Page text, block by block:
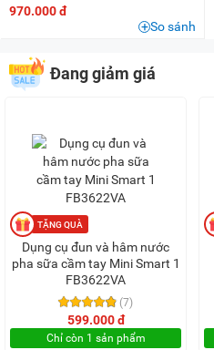
970.000 đ
So sánh
Đang giảm giá
Dụng cụ đun và hâm nước
pha sữa cầm tay Mini Smart 1
FB3622VA
(7)
599.000 đ
Chỉ còn 1 sản phẩm